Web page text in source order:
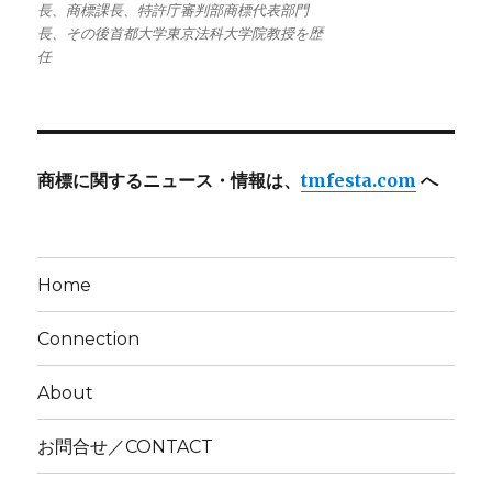
長、商標課長、特許庁審判部商標代表部門
長、その後首都大学東京法科大学院教授を歴
任
商標に関するニュース・情報は、tmfesta.com へ
Home
Connection
About
お問合せ／CONTACT